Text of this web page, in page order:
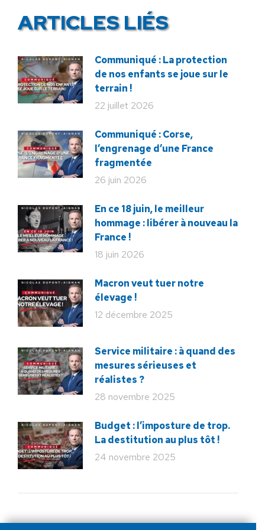
ARTICLES LIÉS
Communiqué : La protection
de nos enfants se joue sur le
terrain !
22 juillet 2026
Communiqué : Corse,
l’engrenage d’une France
fragmentée
26 juin 2026
En ce 18 juin, le meilleur
hommage : libérer à nouveau la
France !
18 juin 2026
Macron veut tuer notre
élevage !
12 décembre 2025
Service militaire : à quand des
mesures sérieuses et
réalistes ?
28 novembre 2025
Budget : l’imposture de trop.
La destitution au plus tôt !
24 novembre 2025